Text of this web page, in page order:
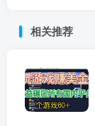
相关推荐